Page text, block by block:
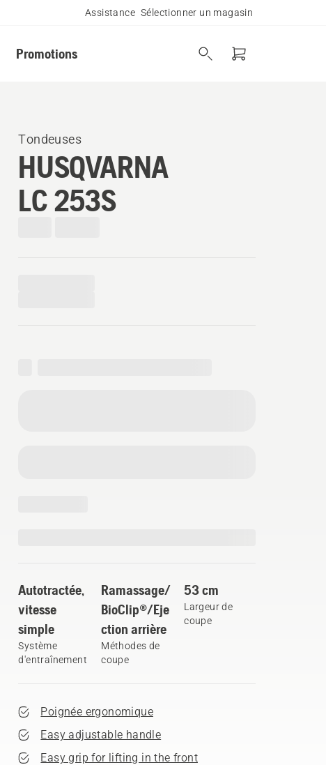
Assistance Sélectionner un magasin
Promotions
Tondeuses
HUSQVARNA
LC 253S
Autotractée,
vitesse
simple
Système
d'entraînement
Ramassage/
BioClip®/Eje
ction arrière
Méthodes de
coupe
53 cm
Largeur de
coupe
Poignée ergonomique
Easy adjustable handle
Easy grip for lifting in the front